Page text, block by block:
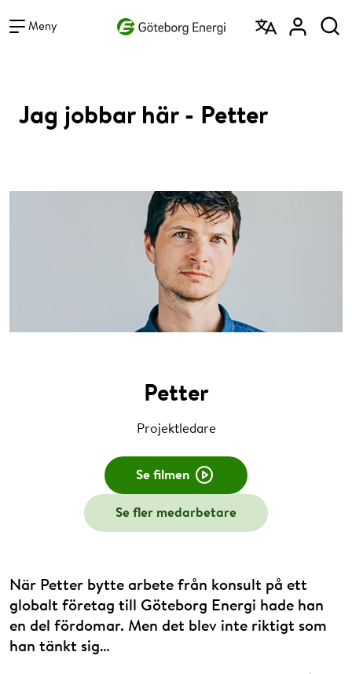
Meny
Jag jobbar här - Petter
Petter
Projektledare
Se filmen
Se fler medarbetare
När Petter bytte arbete från konsult på ett
globalt företag till Göteborg Energi hade han
en del fördomar. Men det blev inte riktigt som
han tänkt sig…